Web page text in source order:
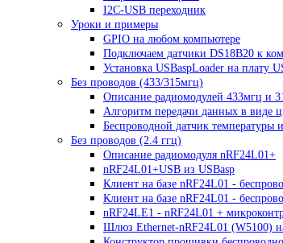
I2C-USB переходник
Уроки и примеры
GPIO на любом компьютере
Подключаем датчики DS18B20 к
Установка USBaspLoader на плату
Без проводов (433/315мгц)
Описание радиомодулей 433мгц и
Алгоритм передачи данных в виде
Беспроводной датчик температуры
Без проводов (2.4 ггц)
Описание радиомодуля nRF24L01+
nRF24L01+USB из USBasp
Клиент на базе nRF24L01 -
Клиент на базе nRF24L01 -
nRF24LE1 - nRF24L01 +
Шлюз Ethernet-nRF24L01 (W5100)